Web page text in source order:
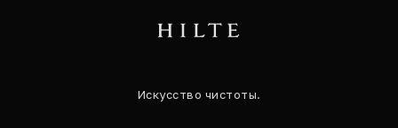
Искусство чистоты.